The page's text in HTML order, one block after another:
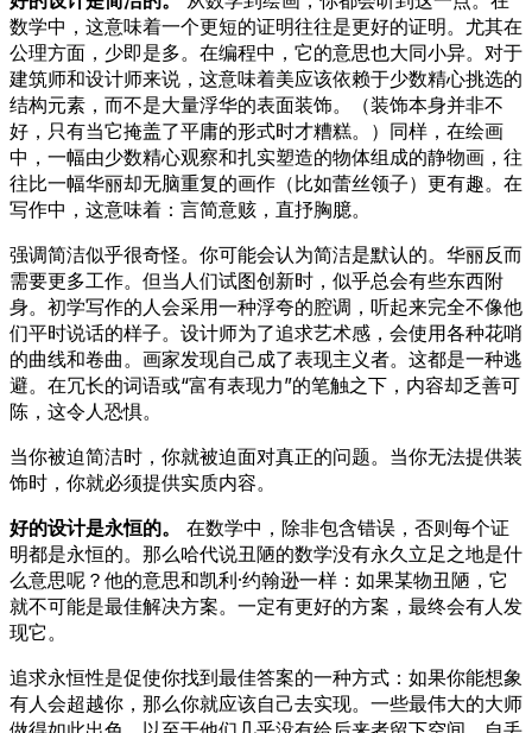
数学中，这意味着一个更短的证明往往是更好的证明。尤其在
公理方面，少即是多。在编程中，它的意思也大同小异。对于
建筑师和设计师来说，这意味着美应该依赖于少数精心挑选的
结构元素，而不是大量浮华的表面装饰。（装饰本身并非不
好，只有当它掩盖了平庸的形式时才糟糕。）同样，在绘画
中，一幅由少数精心观察和扎实塑造的物体组成的静物画，往
往比一幅华丽却无脑重复的画作（比如蕾丝领子）更有趣。在
写作中，这意味着：言简意赅，直抒胸臆。
强调简洁似乎很奇怪。你可能会认为简洁是默认的。华丽反而
需要更多工作。但当人们试图创新时，似乎总会有些东西附
身。初学写作的人会采用一种浮夸的腔调，听起来完全不像他
们平时说话的样子。设计师为了追求艺术感，会使用各种花哨
的曲线和卷曲。画家发现自己成了表现主义者。这都是一种逃
避。在冗长的词语或“富有表现力”的笔触之下，内容却乏善可
陈，这令人恐惧。
当你被迫简洁时，你就被迫面对真正的问题。当你无法提供装
饰时，你就必须提供实质内容。
好的设计是永恒的。
在数学中，除非包含错误，否则每个证
明都是永恒的。那么哈代说丑陋的数学没有永久立足之地是什
么意思呢？他的意思和凯利·约翰逊一样：如果某物丑陋，它
就不可能是最佳解决方案。一定有更好的方案，最终会有人发
现它。
追求永恒性是促使你找到最佳答案的一种方式：如果你能想象
有人会超越你，那么你就应该自己去实现。一些最伟大的大师